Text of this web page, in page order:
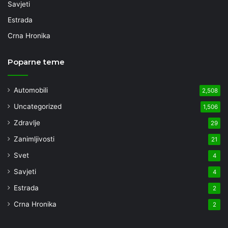
Savjeti
Estrada
Crna Hronika
Poparne teme
Automobili 2,508
Uncategorized 1,506
Zdravlje 29
Zanimljivosti 21
Svet 4
Savjeti 4
Estrada 2
Crna Hronika 2